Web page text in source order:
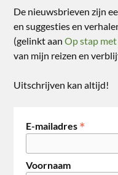
De nieuwsbrieven zijn
en suggesties en
(gelinkt aanOp stap
van mijn reizen en
Uitschrijven kan altijd!
E-mailadres *
Voornaam